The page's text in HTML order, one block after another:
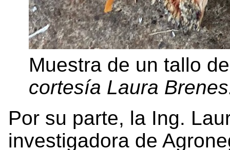
Muestra de un tallo
cortesía Laura
Por su parte, la Ing.
investigadora de